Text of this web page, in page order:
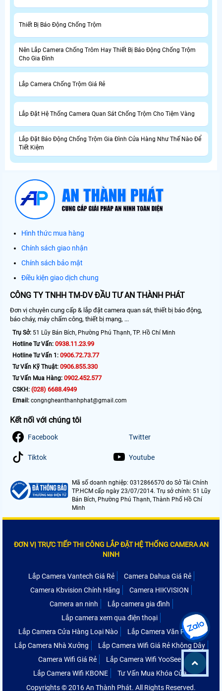
Thiết Bị Báo Động Chống Trộm
Nên Lắp Camera Chống Trôm Hay Thiết Bị Báo Động Chống Trộm
Cho Gia Đình
Lắp Camera Chống Trộm Giá Rẻ
Lắp Đặt Hệ Thống Camera Quan Sát Chống Trộm Cho Tiệm Vàng
Lắp Đặt Báo Động Chống Trộm Gia Đình Cửa Hàng Như Thế Nào Để
Tiết Kiệm
Hình thức mua hàng
Chính sách giao nhận
Chính sách bảo mật
Điều kiện giao dịch chung
CÔNG TY TNHH TM-DV ĐẦU TƯ AN THÀNH PHÁT
Đơn vị chuyên cung cấp & lắp đặt camera quan sát, thiết bị báo động,
báo cháy, máy chấm công, thiết bị mạng, ...
Trụ Sở: 51 Lũy Bán Bích, Phường Phú Thạnh, TP. Hồ Chí Minh
Hotline Tư Vấn: 0938.11.23.99
Hotline Tư Vấn 1: 0906.72.73.77
Tư Vấn Kỹ Thuật: 0906.855.330
Tư Vấn Mua Hàng: 0902.452.577
CSKH: (028) 6688.4949
Email: congngheanthanhphat@gmail.com
Kết nối với chúng tôi
Facebook Twitter
Tiktok Youtube
Mã số doanh nghiệp: 0312866570 do Sở Tài Chính
TP.HCM cấp ngày 23/07/2014. Trụ sở chính: 51 Lũy
Bán Bích, Phường Phú Thạnh, Thành Phố Hồ Chí
Minh
ĐƠN VỊ TRỰC TIẾP THI CÔNG LẮP ĐẶT HỆ THỐNG CAMERA AN
NINH
Lắp Camera Vantech Giá Rẻ
Camera Dahua Giá Rẻ
Camera Kbvision Chính Hãng
Camera HIKVISION
Camera an ninh
Lắp camera gia đình
Lắp camera xem qua điện thoại
Lắp Camera Cửa Hàng Loại Nào
Lắp Camera Văn Phòng
Lắp Camera Nhà Xưởng
Lắp Camera Wifi Giá Rẻ Không Dây
Camera Wifi Giá Rẻ
Lắp Camera Wifi YooSee
Lắp Camera Wifi KBONE
Tư Vấn Mua Khóa Cửa
Copyrights © 2016 An Thành Phát. All Rights Reserved.